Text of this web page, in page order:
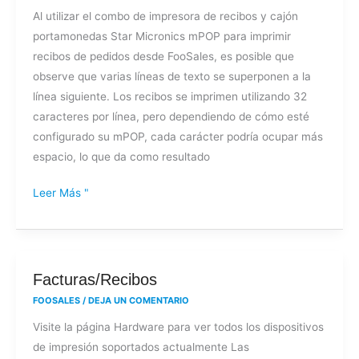
Al utilizar el combo de impresora de recibos y cajón
portamonedas Star Micronics mPOP para imprimir
recibos de pedidos desde FooSales, es posible que
observe que varias líneas de texto se superponen a la
línea siguiente. Los recibos se imprimen utilizando 32
caracteres por línea, pero dependiendo de cómo esté
configurado su mPOP, cada carácter podría ocupar más
espacio, lo que da como resultado
pasa
a
la
línea
siguiente
en
mis
recibos
Leer Más "
Facturas/Recibos
FOOSALES / DEJA UN COMENTARIO
Visite la página Hardware para ver todos los dispositivos
de impresión soportados actualmente Las
Facturas/Recibos